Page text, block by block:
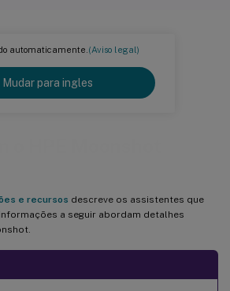
automaticamente.(Aviso legal)
Mudar para ingles
e recursos descreve os assistentes que
a seguir abordam detalhes